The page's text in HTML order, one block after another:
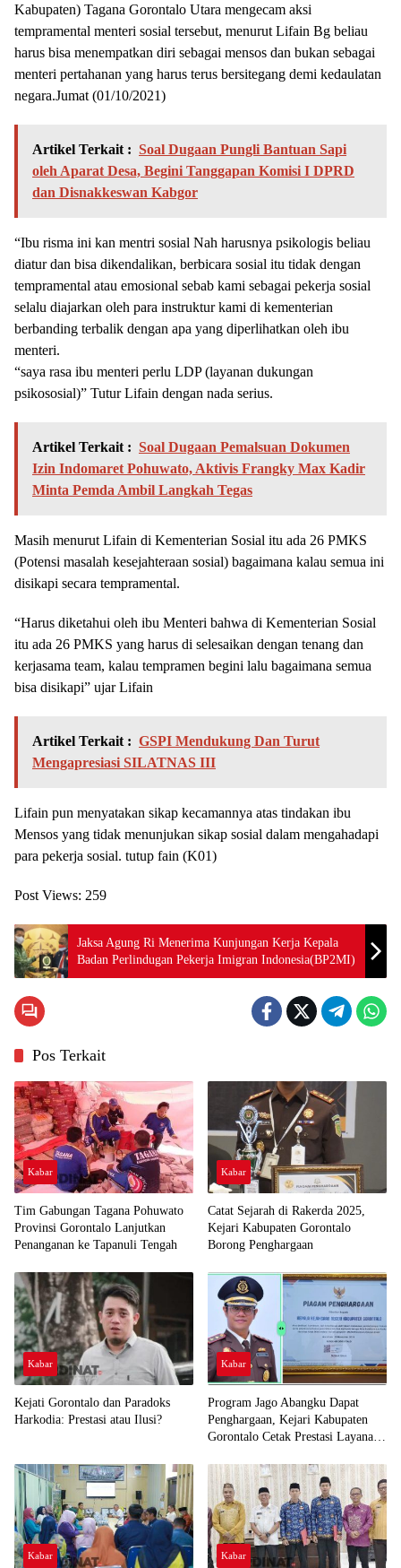
Kabupaten) Tagana Gorontalo Utara mengecam aksi
tempramental menteri sosial tersebut, menurut Lifain Bg beliau
harus bisa menempatkan diri sebagai mensos dan bukan sebagai
menteri pertahanan yang harus terus bersitegang demi kedaulatan
negara.Jumat (01/10/2021)
Artikel Terkait : Soal Dugaan Pungli Bantuan Sapi
oleh Aparat Desa, Begini Tanggapan Komisi I DPRD
dan Disnakkeswan Kabgor
“Ibu risma ini kan mentri sosial Nah harusnya psikologis beliau
diatur dan bisa dikendalikan, berbicara sosial itu tidak dengan
tempramental atau emosional sebab kami sebagai pekerja sosial
selalu diajarkan oleh para instruktur kami di kementerian
berbanding terbalik dengan apa yang diperlihatkan oleh ibu
menteri.
“saya rasa ibu menteri perlu LDP (layanan dukungan
psikososial)” Tutur Lifain dengan nada serius.
Artikel Terkait : Soal Dugaan Pemalsuan Dokumen
Izin Indomaret Pohuwato, Aktivis Frangky Max Kadir
Minta Pemda Ambil Langkah Tegas
Masih menurut Lifain di Kementerian Sosial itu ada 26 PMKS
(Potensi masalah kesejahteraan sosial) bagaimana kalau semua ini
disikapi secara tempramental.
“Harus diketahui oleh ibu Menteri bahwa di Kementerian Sosial
itu ada 26 PMKS yang harus di selesaikan dengan tenang dan
kerjasama team, kalau tempramen begini lalu bagaimana semua
bisa disikapi” ujar Lifain
Artikel Terkait : GSPI Mendukung Dan Turut
Mengapresiasi SILATNAS III
Lifain pun menyatakan sikap kecamannya atas tindakan ibu
Mensos yang tidak menunjukan sikap sosial dalam mengahadapi
para pekerja sosial. tutup fain (K01)
Post Views: 259
Jaksa Agung Ri Menerima Kunjungan Kerja Kepala
Badan Perlindugan Pekerja Imigran Indonesia(BP2MI)
Pos Terkait
Kabar
Tim Gabungan Tagana Pohuwato
Provinsi Gorontalo Lanjutkan
Penanganan ke Tapanuli Tengah
Kabar
Catat Sejarah di Rakerda 2025,
Kejari Kabupaten Gorontalo
Borong Penghargaan
Kabar
Kejati Gorontalo dan Paradoks
Harkodia: Prestasi atau Ilusi?
Kabar
Program Jago Abangku Dapat
Penghargaan, Kejari Kabupaten
Gorontalo Cetak Prestasi Layanan
Kabar Kabar